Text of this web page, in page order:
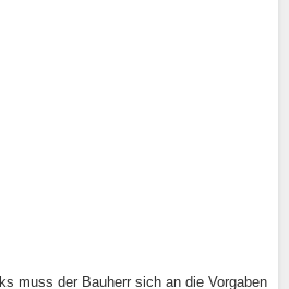
muss der Bauherr sich an die Vorgaben